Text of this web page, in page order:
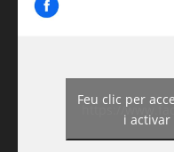
https://
Feu clic per
i